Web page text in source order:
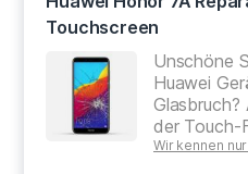
Touchscreen
Unschöne
Huawei
der Touch-
Wir kennen